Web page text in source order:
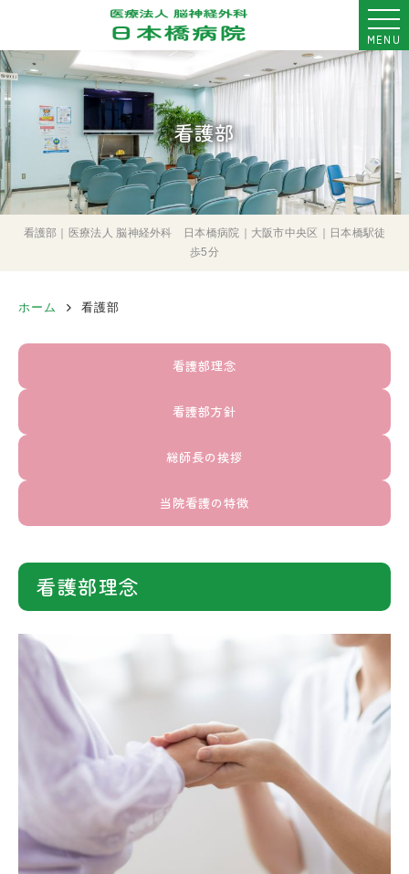
MENU
看護部
看護部｜医療法人 脳神経外科 日本橋病院｜大阪市中央区｜日本橋駅徒
歩5分
ホーム 看護部
看護部理念
看護部方針
総師長の挨拶
当院看護の特徴
看護部理念